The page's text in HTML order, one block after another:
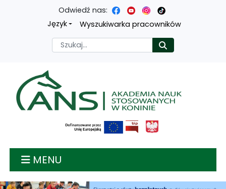
Przejdź
treści
głównej
Przejdź
menu
nawigacyjnego
Przejdź
wyszukiwarki
Przejdź
mapy
strony
Odwiedź nas:
Język
Wyszukiwarka pracowników
Szukaj
Akademia nauk
MENU